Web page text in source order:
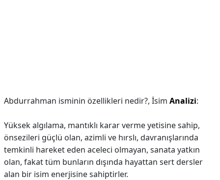
Abdurrahman isminin özellikleri nedir?, İsim Analizi:
Yüksek algılama, mantıklı karar verme yetisine sahip,
önsezileri güçlü olan, azimli ve hırslı, davranışlarında
temkinli hareket eden aceleci olmayan, sanata yatkın
olan, fakat tüm bunların dışında hayattan sert dersler
alan bir isim enerjisine sahiptirler.